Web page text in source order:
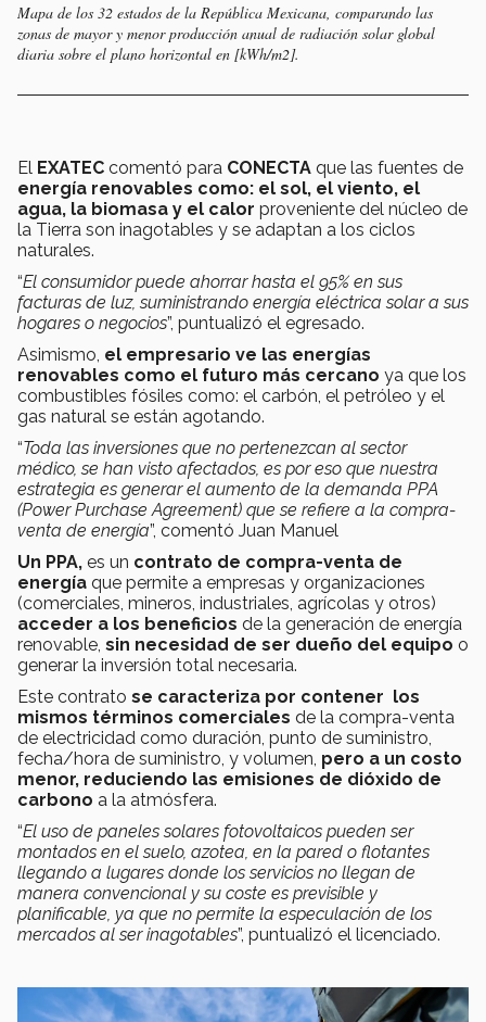
Mapa de los 32 estados de la República Mexicana, comparando las
zonas de mayor y menor producción anual de radiación solar global
diaria sobre el plano horizontal en [kWh/m2].
El EXATEC comentó para CONECTA que las fuentes de
energía renovables como: el sol, el viento, el
agua, la biomasa y el calor proveniente del núcleo de
la Tierra son inagotables y se adaptan a los ciclos
naturales.
“El consumidor puede ahorrar hasta el 95% en sus
facturas de luz, suministrando energía eléctrica solar a sus
hogares o negocios”, puntualizó el egresado.
Asimismo, el empresario ve las energías
renovables como el futuro más cercano ya que los
combustibles fósiles como: el carbón, el petróleo y el
gas natural se están agotando.
“Toda las inversiones que no pertenezcan al sector
médico, se han visto afectados, es por eso que nuestra
estrategia es generar el aumento de la demanda PPA
(Power Purchase Agreement) que se refiere a la compra-
venta de energía”, comentó Juan Manuel
Un PPA, es un contrato de compra-venta de
energía que permite a empresas y organizaciones
(comerciales, mineros, industriales, agrícolas y otros)
acceder a los beneficios de la generación de energía
renovable, sin necesidad de ser dueño del equipo o
generar la inversión total necesaria.
Este contrato se caracteriza por contener los
mismos términos comerciales de la compra-venta
de electricidad como duración, punto de suministro,
fecha/hora de suministro, y volumen, pero a un costo
menor, reduciendo las emisiones de dióxido de
carbono a la atmósfera.
“El uso de paneles solares fotovoltaicos pueden ser
montados en el suelo, azotea, en la pared o flotantes
llegando a lugares donde los servicios no llegan de
manera convencional y su coste es previsible y
planificable, ya que no permite la especulación de los
mercados al ser inagotables”, puntualizó el licenciado.